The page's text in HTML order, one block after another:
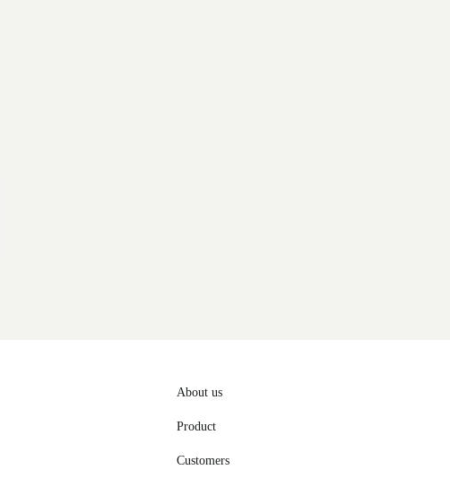
About us
Product
Customers